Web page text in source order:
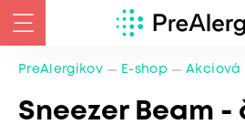
PreAlergikov E-shop Akciová
Sneezer Beam -